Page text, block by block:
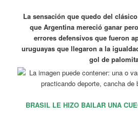
La sensación que quedo del
que Argentina mereció ganar
errores defensivos que fueron
uruguayas que llegaron a la
gol de
BRASIL LE HIZO BAILAR UNA